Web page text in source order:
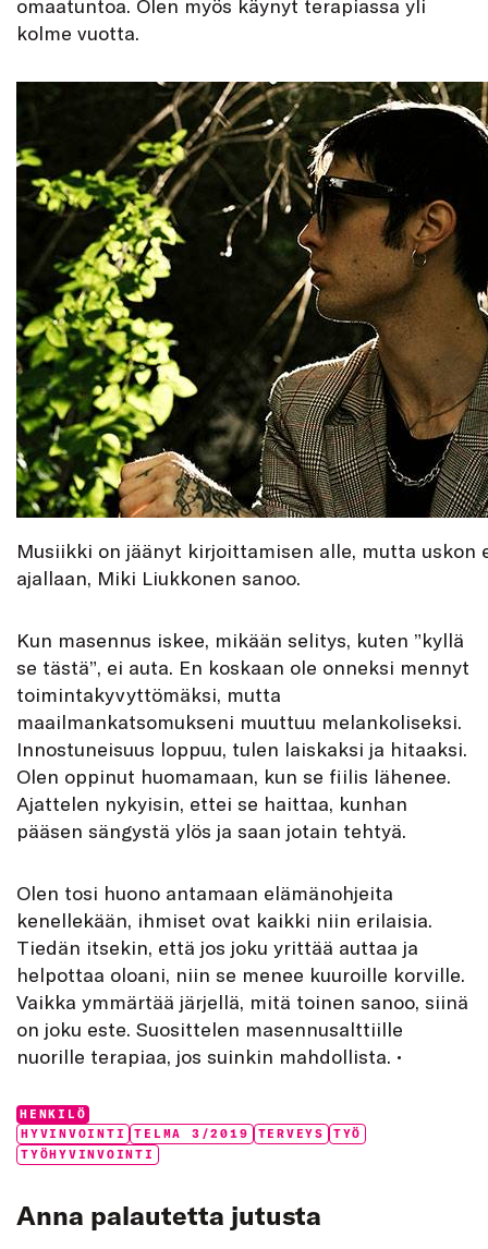
omaatuntoa. Olen myös käynyt terapiassa yli
kolme vuotta.
Musiikki on jäänyt kirjoittamisen alle, mutta uskon
ajallaan, Miki Liukkonen sanoo.
Kun masennus iskee, mikään selitys, kuten ”kyllä
se tästä”, ei auta. En koskaan ole onneksi mennyt
toimintakyvyttömäksi, mutta
maailmankatsomukseni muuttuu melankoliseksi.
Innostuneisuus loppuu, tulen laiskaksi ja hitaaksi.
Olen oppinut huomamaan, kun se fiilis lähenee.
Ajattelen nykyisin, ettei se haittaa, kunhan
pääsen sängystä ylös ja saan jotain tehtyä.
Olen tosi huono antamaan elämänohjeita
kenellekään, ihmiset ovat kaikki niin erilaisia.
Tiedän itsekin, että jos joku yrittää auttaa ja
helpottaa oloani, niin se menee kuuroille korville.
Vaikka ymmärtää järjellä, mitä toinen sanoo, siinä
on joku este. Suosittelen masennusalttiille
nuorille terapiaa, jos suinkin mahdollista. •
Categories:
HENKILÖ
Tags:
HYVINVOINTI TELMA 3/2019 TERVEYS
TYÖ
TYÖHYVINVOINTI
Anna palautetta jutusta